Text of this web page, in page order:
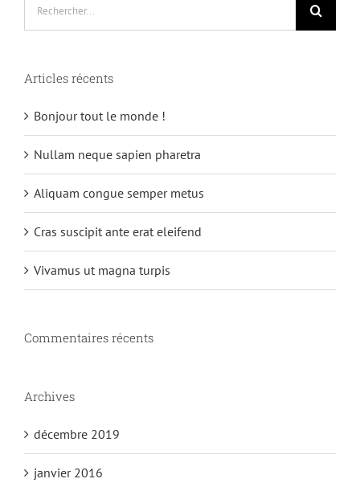
Articles récents
Bonjour tout le monde !
Nullam neque sapien pharetra
Aliquam congue semper metus
Cras suscipit ante erat eleifend
Vivamus ut magna turpis
Commentaires récents
Archives
décembre 2019
janvier 2016